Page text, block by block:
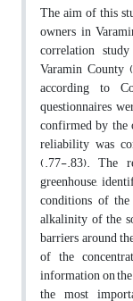
The aim of this
owners in
correlation
Varamin County
according to
questionnaires
confirmed by the
reliability was
(.77-.83). The
greenhouse,
conditions of
alkalinity of the
barriers around
of the
information on
the most